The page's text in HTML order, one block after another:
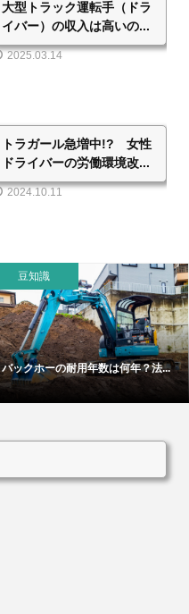
大型トラック運転手（ドラ
イバー）の収入は高いの...
2025.03.14
トラガール急増中!? 女性
ドライバーの労働環境改...
2024.10.11
豆知識
バックホーの耐用年数は何年？法...